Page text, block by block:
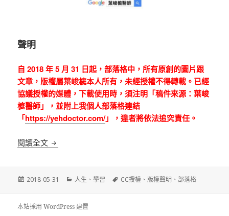
聲明
自 2018 年 5 月 31 日起，部落格中，所有原創的圖片跟
文章，版權屬葉峻榳本人所有，未經授權不得轉載。 已經
協議授權的媒體，下載使用時，須注明「稿件來源：葉峻
榳醫師」，並附上我個人部落格連結
「https://yehdoctor.com/」，違者將依法追究責任。
閱讀全文 【公告】即日起，本部落格保留一切權利
發
期:
2018-05-31
分
人生 、學習
標
CC授權 、版權聲明 、部落格
本站採用 WordPress 建置